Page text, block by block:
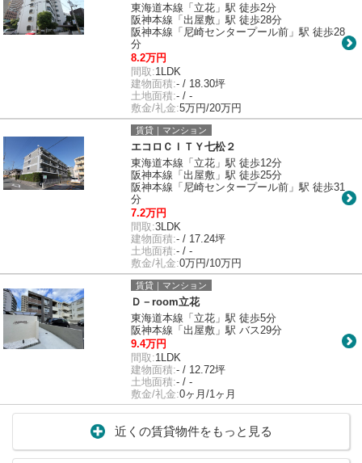
東海道本線「立花」駅 徒歩2分
阪神本線「出屋敷」駅 徒歩28分
阪神本線「尼崎センタープール前」駅 徒歩28
分
8.2万円
間取:1LDK
建物面積:- / 18.30坪
土地面積:- / -
敷金/礼金:5万円/20万円
賃貸｜マンション
エコロＣＩＴＹ七松２
東海道本線「立花」駅 徒歩12分
阪神本線「出屋敷」駅 徒歩25分
阪神本線「尼崎センタープール前」駅 徒歩31
分
7.2万円
間取:3LDK
建物面積:- / 17.24坪
土地面積:- / -
敷金/礼金:0万円/10万円
賃貸｜マンション
Ｄ－room立花
東海道本線「立花」駅 徒歩5分
阪神本線「出屋敷」駅 バス29分
9.4万円
間取:1LDK
建物面積:- / 12.72坪
土地面積:- / -
敷金/礼金:0ヶ月/1ヶ月
近くの賃貸物件をもっと見る